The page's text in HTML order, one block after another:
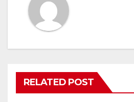
RELATED POST